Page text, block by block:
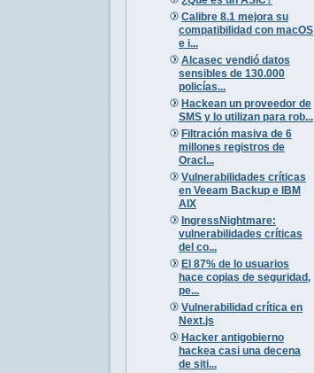
Calibre 8.1 mejora su
compatibilidad con macOS
e i...
Alcasec vendió datos
sensibles de 130.000
policías...
Hackean un proveedor de
SMS y lo utilizan para rob...
Filtración masiva de 6
millones registros de
Oracl...
Vulnerabilidades críticas
en Veeam Backup e IBM
AIX
IngressNightmare:
vulnerabilidades críticas
del co...
El 87% de lo usuarios
hace copias de seguridad,
pe...
Vulnerabilidad crítica en
Next.js
Hacker antigobierno
hackea casi una decena
de siti...